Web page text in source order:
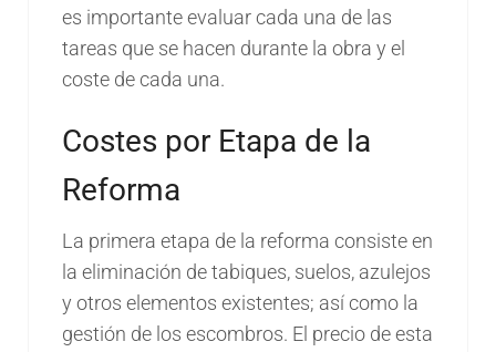
es importante evaluar cada una de las
tareas que se hacen durante la obra y el
coste de cada una.
Costes por Etapa de la
Reforma
La primera etapa de la reforma consiste en
la eliminación de tabiques, suelos, azulejos
y otros elementos existentes; así como la
gestión de los escombros. El precio de esta